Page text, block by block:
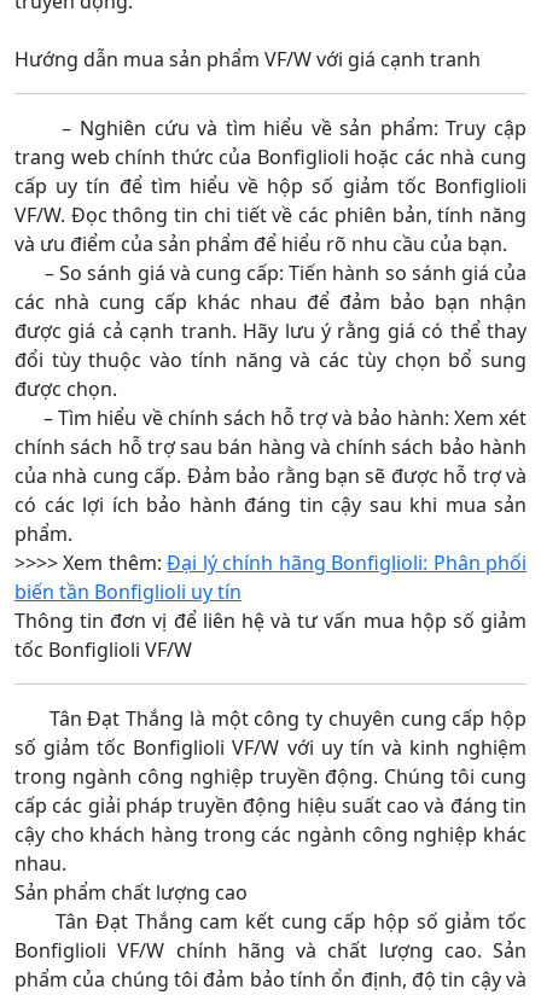
Hướng dẫn mua sản phẩm VF/W với giá cạnh tranh
– Nghiên cứu và tìm hiểu về sản phẩm: Truy cập
trang web chính thức của Bonfiglioli hoặc các nhà cung
cấp uy tín để tìm hiểu về hộp số giảm tốc Bonfiglioli
VF/W. Đọc thông tin chi tiết về các phiên bản, tính năng
và ưu điểm của sản phẩm để hiểu rõ nhu cầu của bạn.
– So sánh giá và cung cấp: Tiến hành so sánh giá của
các nhà cung cấp khác nhau để đảm bảo bạn nhận
được giá cả cạnh tranh. Hãy lưu ý rằng giá có thể thay
đổi tùy thuộc vào tính năng và các tùy chọn bổ sung
được chọn.
– Tìm hiểu về chính sách hỗ trợ và bảo hành: Xem xét
chính sách hỗ trợ sau bán hàng và chính sách bảo hành
của nhà cung cấp. Đảm bảo rằng bạn sẽ được hỗ trợ và
có các lợi ích bảo hành đáng tin cậy sau khi mua sản
phẩm.
>>>> Xem thêm:Đại lý chính hãng Bonfiglioli: Phân phối
biến tần Bonfiglioli uy tín
Thông tin đơn vị để liên hệ và tư vấn mua hộp số giảm
tốc Bonfiglioli VF/W
Tân Đạt Thắng là một công ty chuyên cung cấp hộp
số giảm tốc Bonfiglioli VF/W với uy tín và kinh nghiệm
trong ngành công nghiệp truyền động. Chúng tôi cung
cấp các giải pháp truyền động hiệu suất cao và đáng tin
cậy cho khách hàng trong các ngành công nghiệp khác
nhau.
Sản phẩm chất lượng cao
Tân Đạt Thắng cam kết cung cấp hộp số giảm tốc
Bonfiglioli VF/W chính hãng và chất lượng cao. Sản
phẩm của chúng tôi đảm bảo tính ổn định, độ tin cậy và